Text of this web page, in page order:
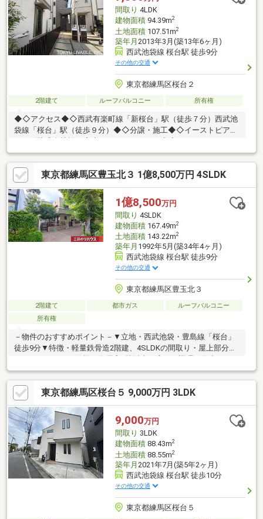
（一部）シャッター・手動シャッター、2階手動シャッター有
間取り 4LDK
建物面積94.39m2
土地面積107.51m2
築年月 2013年3月(築13年6ヶ月)
西武池袋線 桜台駅 徒歩9分
その他の交通
東京都練馬区桜台２
2階建て ルーフバルコニー 所有権
◆◇アクセス◆◇西武有楽町線「新桜台」駅（徒歩７分）西武池
袋線「桜台」駅（徒歩９分）◆◇分譲・施工◆◇イーストピアホ
チンになっており、ご家族の様子を見守りながら過ごすことがで
きます・１つの部屋としても、リビングの一部としても利用可能
でござます。◆◇周辺環境◆◇・練馬区立開進第三小学校 (現地
より約１６０ｍ)・練馬区立開進第三中学校(現地より約４５０
ｍ)・西武有楽町線「新桜台」駅 (現地より約５４０ｍ)・ライフ新
桜台駅前店(現地より約５６０ｍ)・練馬区立桜台第二保育園(現地
より約４５０ｍ)
東京都練馬区豊玉北３ 1億8,500万円 4SLDK
1億8,500万円
間取り 4SLDK
建物面積167.49m2
土地面積143.22m2
築年月 1992年5月(築34年4ヶ月)
西武池袋線 桜台駅 徒歩9分
その他の交通
東京都練馬区豊玉北３
2階建て 都市ガス
ルーフバルコニー
所有権
－物件のおすすめポイント－▼立地・西武池袋・豊島線「桜台」
徒歩9分▼特徴・軽量鉄骨造2階建、4SLDKの間取り・屋上部分は
い壁付キッチン(床下収納あり)・各階に足を伸ばしてくつろげる
和室あり・1階に浴室、2階にシャワー室を設置・随所に収納スペ
ースあり▼設備・温水洗浄便座▼周辺環境・練馬区立豊玉北児童
遊園 徒歩4分(約300m)・練馬区立豊玉第二小学校 徒歩8分(約
600m)■ ご希望の住まい探しをお手伝いします ━━━━━・・・
物件の詳細・ご相談はお気軽にお問い合わせください。
東京都練馬区桜台５ 9,000万円 3LDK
9,000万円
間取り 3LDK
建物面積88.43m2
土地面積88.55m2
築年月 2021年7月(築5年2ヶ月)
西武池袋線 桜台駅 徒歩10分
その他の交通
東京都練馬区桜台５